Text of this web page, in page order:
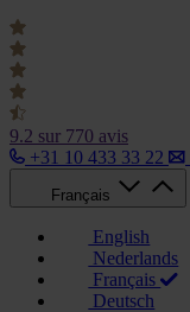
9.2 sur 770 avis
+31 10 433 33 22
Français
English
Nederlands
Français
Deutsch